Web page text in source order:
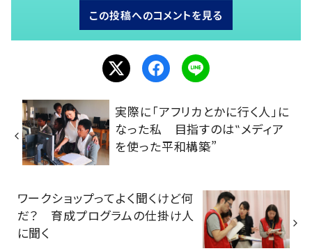
この投稿へのコメントを見る
実際に「アフリカとかに行く人」に
なった私 目指すのは‟メディア
を使った平和構築”
ワークショップってよく聞くけど何
だ？ 育成プログラムの仕掛け人
に聞く